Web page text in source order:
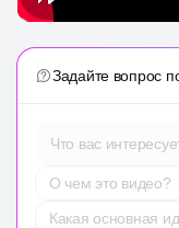
Задайте вопрос
Что вас
О чем это видео?
Какая основная